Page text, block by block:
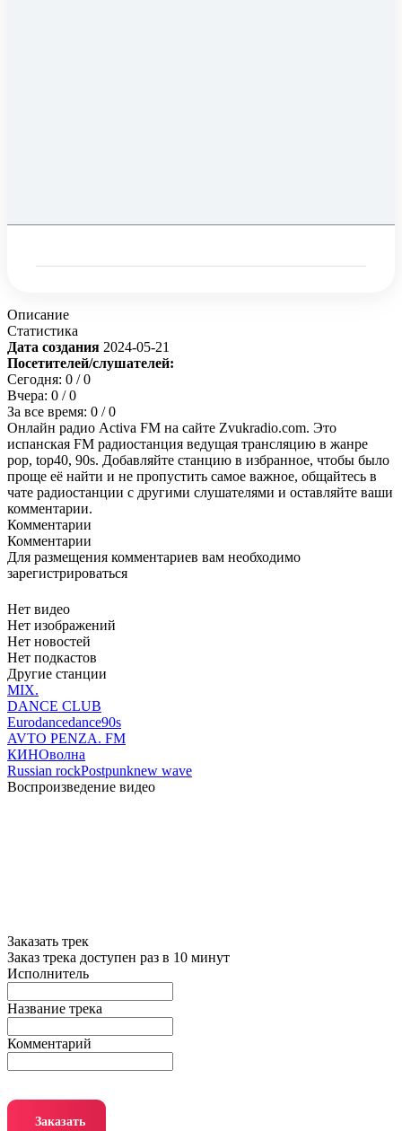
Описание
Статистика
Дата создания 2024-05-21
Посетителей/слушателей:
Сегодня: 0 / 0
Вчера: 0 / 0
За все время: 0 / 0
Онлайн радио Activa FM на сайте Zvukradio.com. Это
испанская FM радиостанция ведущая трансляцию в жанре
pop, top40, 90s. Добавляйте станцию в избранное, чтобы было
проще её найти и не пропустить самое важное, общайтесь в
чате радиостанции с другими слушателями и оставляйте ваши
комментарии.
Комментарии
Комментарии
Для размещения комментариев вам необходимо
зарегистрироваться
Нет видео
Нет изображений
Нет новостей
Нет подкастов
Другие станции
MIX.
DANCE CLUB
Eurodancedance90s
AVTO PENZA. FM
КИНОволна
Russian rockPostpunknew wave
Воспроизведение видео
Заказать трек
Заказ трека доступен раз в 10 минут
Исполнитель
Название трека
Комментарий
Заказать